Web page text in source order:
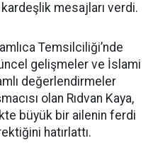
mesajları verdi.
Temsilciliği’nde
gelişmeler ve İslami
değerlendirmeler
olan Rıdvan Kaya,
büyük bir ailenin ferdi
hatırlattı.